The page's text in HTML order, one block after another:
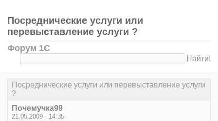
Посреднические услуги или
перевыставление услуги ?
Форум 1С
Найти!
Посреднические услуги или перевыставление услуги
?
Почемучка99
21.05.2009 - 14:35